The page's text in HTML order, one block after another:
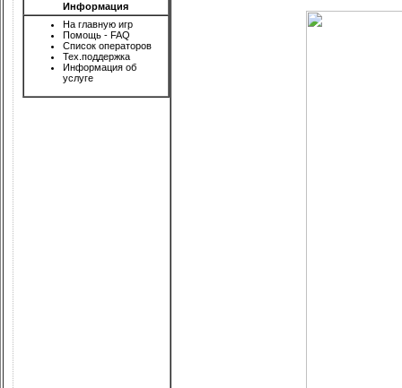
Информация
На главную игр
Помощь - FAQ
Список операторов
Тех.поддержка
Информация об
услуге